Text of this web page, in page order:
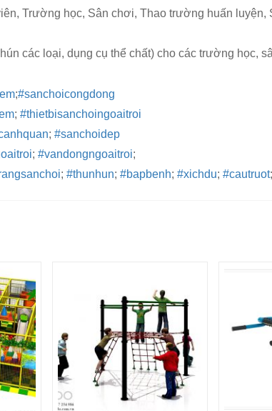
Trường học, Sân chơi, Thao trường huấn luyện,
các loại, dụng cụ thể chất) cho các trường học,
;#sanchoicongdong
; #thietbisanchoingoaitroi
; #sanchoidep
; #vandongngoaitroi;
; #thunhun; #bapbenh; #xichdu; #cautruot;